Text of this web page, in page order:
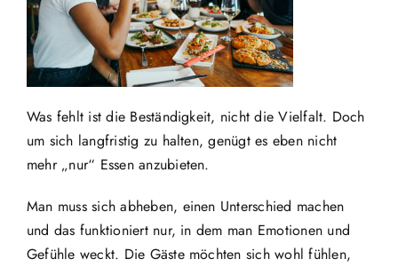
Was fehlt ist die Beständigkeit, nicht die Vielfalt. Doch
um sich langfristig zu halten, genügt es eben nicht
mehr „nur“ Essen anzubieten.
Man muss sich abheben, einen Unterschied machen
und das funktioniert nur, in dem man Emotionen und
Gefühle weckt. Die Gäste möchten sich wohl fühlen,